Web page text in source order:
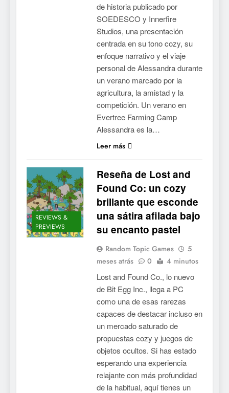
de historia publicado por
SOEDESCO y Innerfire
Studios, una presentación
centrada en su tono cozy, su
enfoque narrativo y el viaje
personal de Alessandra durante
un verano marcado por la
agricultura, la amistad y la
competición. Un verano en
Evertree Farming Camp
Alessandra es la…
Leer más
REVIEWS &
PREVIEWS
Reseña de Lost and
Found Co: un cozy
brillante que esconde
una sátira afilada bajo
su encanto pastel
Random Topic Games
5
meses atrás
0 4 minutos
Lost and Found Co., lo nuevo
de Bit Egg Inc., llega a PC
como una de esas rarezas
capaces de destacar incluso en
un mercado saturado de
propuestas cozy y juegos de
objetos ocultos. Si has estado
esperando una experiencia
relajante con más profundidad
de la habitual, aquí tienes un